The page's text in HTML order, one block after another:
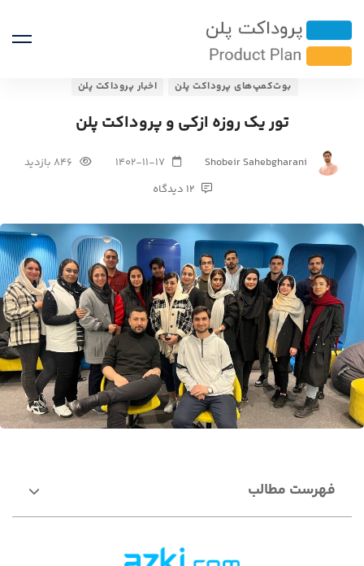
بوت‌کمپ‌های پروداکت پلن اخبار پروداکت پلن
تور یک روزه ازکی و پروداکت پلن
Shobeir Sahebgharani
1402-11-17
846 بازدید
12 دیدگاه
فهرست مطالب